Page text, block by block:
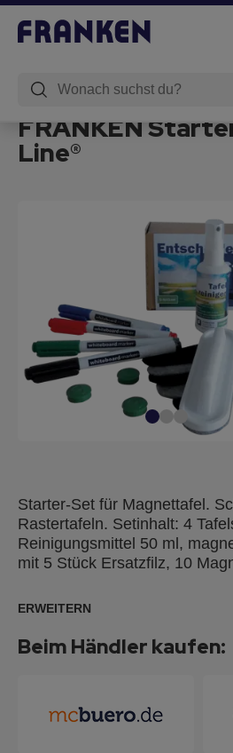
FRANKEN
Line®
Starter-Set für Magnettafel.
Rastertafeln. Setinhalt: 4
Reinigungsmittel 50 ml,
mit 5 Stück Ersatzfilz, 10
ERWEITERN
Beim Händler kaufen: